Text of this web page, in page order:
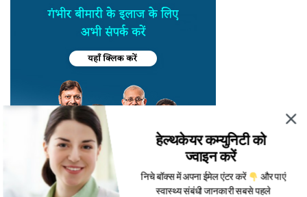
हेल्थकेयर कम्युनिटी को
ज्वाइन करें
निचे बॉक्स में अपना ईमेल एंटर करें
और पाएं
स्वास्थ्य संबंधी जानकारी सबसे पहले